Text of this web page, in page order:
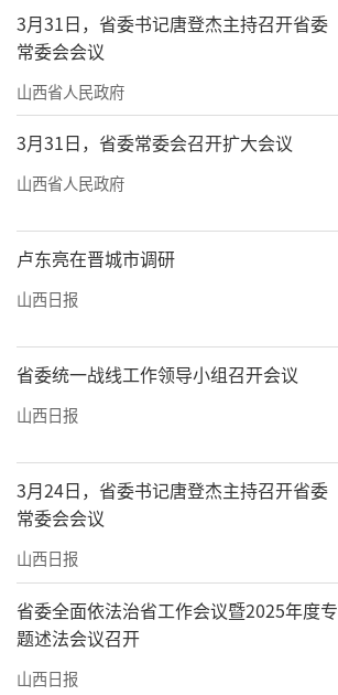
3月31日，省委书记唐登杰主持召开省委
常委会会议
山西省人民政府
3月31日，省委常委会召开扩大会议
山西省人民政府
卢东亮在晋城市调研
山西日报
省委统一战线工作领导小组召开会议
山西日报
3月24日，省委书记唐登杰主持召开省委
常委会会议
山西日报
省委全面依法治省工作会议暨2025年度专
题述法会议召开
山西日报